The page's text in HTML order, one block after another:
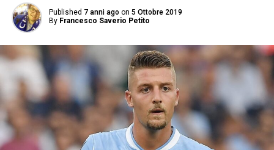
Published 7 anni ago on 5 Ottobre 2019
By Francesco Saverio Petito